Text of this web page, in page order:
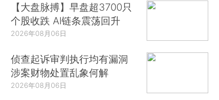
【大盘脉搏】早盘超3700只
个股收跌 AI链条震荡回升
2026年08月06日
侦查起诉审判执行均有漏洞
涉案财物处置乱象何解
2026年08月06日